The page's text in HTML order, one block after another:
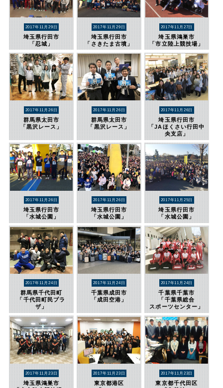
2017年11月29日
埼玉県行田市
「忍城」
2017年11月29日
埼玉県行田市
「さきたま古墳」
2017年11月27日
埼玉県鴻巣市
「市立陸上競技場」
2017年11月26日
群馬県太田市
「黒沢レース」
2017年11月26日
群馬県太田市
「黒沢レース」
2017年11月26日
埼玉県行田市
「JAほくさい行田中
央支店」
2017年11月26日
埼玉県行田市
「水城公園」
2017年11月26日
埼玉県行田市
「水城公園」
2017年11月25日
埼玉県行田市
「水城公園」
2017年11月24日
群馬県千代田町
「千代田町民プラ
ザ」
2017年11月24日
千葉県成田市
「成田空港」
2017年11月24日
千葉県千葉市
「千葉県総合
スポーツセンター」
2017年11月23日
埼玉県鴻巣市
2017年11月23日
東京都港区
2017年11月23日
東京都千代田区